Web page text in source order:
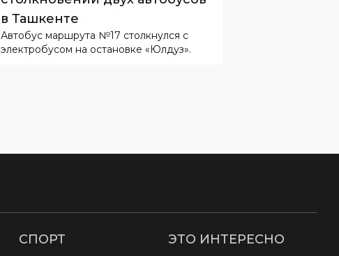
СПОРТ
ЭТО ИНТЕРЕСНО